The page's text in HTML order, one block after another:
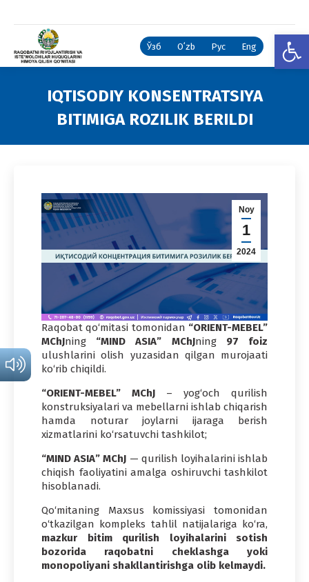
Ўзб Oʻzb Рус Eng
IQTISODIY KONSENTRATSIYA
BITIMIGA ROZILIK BERILDI
Noy
1
2024
Raqobat qo‘mitasi tomonidan “ORIENT-MEBEL”
MChJning “MIND ASIA” MChJning 97 foiz
ulushlarini olish yuzasidan qilgan murojaati
ko‘rib chiqildi.
“ORIENT-MEBEL” MChJ – yog‘och qurilish
konstruksiyalari va mebellarni ishlab chiqarish
hamda noturar joylarni ijaraga berish
xizmatlarini ko‘rsatuvchi tashkilot;
“MIND ASIA” MChJ — qurilish loyihalarini ishlab
chiqish faoliyatini amalga oshiruvchi tashkilot
hisoblanadi.
Qo‘mitaning Maxsus komissiyasi tomonidan
o‘tkazilgan kompleks tahlil natijalariga ko‘ra,
mazkur bitim qurilish loyihalarini sotish
bozorida raqobatni cheklashga yoki
monopoliyani shakllantirishga olib kelmaydi.